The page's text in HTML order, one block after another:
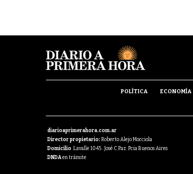
POLÍTICA ECONOMÍA
diarioaprimerahora.com.ar
Director propietario: Roberto Alejo Mocciola
Domicilio :Lavalle 1045 . José C Paz. Pcia Buenos Aires
DNDAen trámite